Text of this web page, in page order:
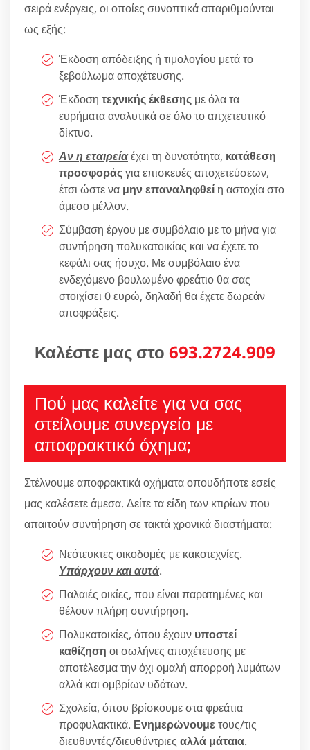
σειρά ενέργεις, οι οποίες συνοπτικά απαριθμούνται
ως εξής:
Έκδοση απόδειξης ή τιμολογίου μετά το
ξεβούλωμα αποχέτευσης.
Έκδοση τεχνικής έκθεσης με όλα τα
ευρήματα αναλυτικά σε όλο το απχετευτικό
δίκτυο.
Αν η εταιρείαέχει τη δυνατότητα, κατάθεση
προσφοράςγια επισκευές αποχετεύσεων,
έτσι ώστε να μην επαναληφθεί η αστοχία στο
άμεσο μέλλον.
Σύμβαση έργου με συμβόλαιο με το μήνα για
συντήρηση πολυκατοικίας και να έχετε το
κεφάλι σας ήσυχο. Με συμβόλαιο ένα
ενδεχόμενο βουλωμένο φρεάτιο θα σας
στοιχίσει 0 ευρώ, δηλαδή θα έχετε δωρεάν
αποφράξεις.
Καλέστε μας στο 693.2724.909
Πού μας καλείτε για να σας
στείλουμε συνεργείο με
αποφρακτικό όχημα;
Στέλνουμε αποφρακτικά οχήματα οπουδήποτε εσείς
μας καλέσετε άμεσα. Δείτε τα είδη των κτιρίων που
απαιτούν συντήρηση σε τακτά χρονικά διαστήματα:
Νεότευκτες οικοδομές με κακοτεχνίες.
Υπάρχουν και αυτά.
Παλαιές οικίες, που είναι παρατημένες και
θέλουν πλήρη συντήρηση.
Πολυκατοικίες, όπου έχουν υποστεί
καθίζηση οι σωλήνες αποχέτευσης με
αποτέλεσμα την όχι ομαλή απορροή λυμάτων
αλλά και ομβρίων υδάτων.
Σχολεία, όπου βρίσκουμε στα φρεάτια
προφυλακτικά. Ενημερώνουμε τους/τις
διευθυντές/διευθύντριες αλλά μάταια.